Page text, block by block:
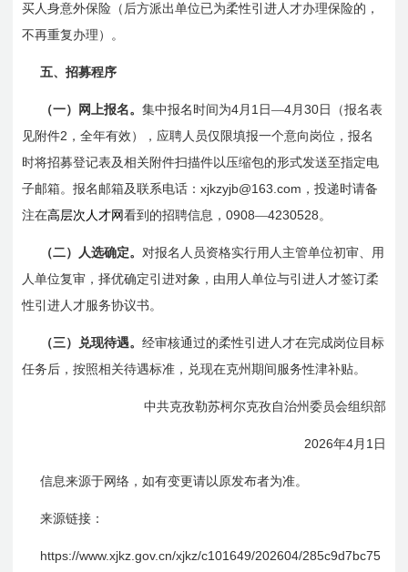
买人身意外保险（后方派出单位已为柔性引进人才办理保险的，
不再重复办理）。
五、招募程序
（一）网上报名。集中报名时间为4 月 1 日―4 月30日
（报名表
见附件2 ，全年有效），应聘人员仅限填报一个意向岗位，报名
时将招募登记表及相关附件扫描件以压缩包的形式发送至指定电
子邮箱。报名邮箱及联系电话：xjkzyjb@163.com ，投递时请备
注在高层次人才网看到的招聘信息，0908—4230528 。
（二）人选确定。 对报名人员资格实行用人主管单位初审、用
人单位复审，择优确定引进对象，由用人单位与引进人才签订柔
性引进人才服务协议书。
（三）兑现待遇。经审核通过的柔性引进人才在完成岗位目标
任务后，按照相关待遇标准，兑现在克州期间服务性津补贴。
中共克孜勒苏柯尔克孜自治州委员会组织部
2026年4月 1 日
信息来源于网络，如有变更请以原发布者为准。
来源链接：
https://www.xjkz.gov.cn/xjkz/c101649/202604/285c9d7bc75